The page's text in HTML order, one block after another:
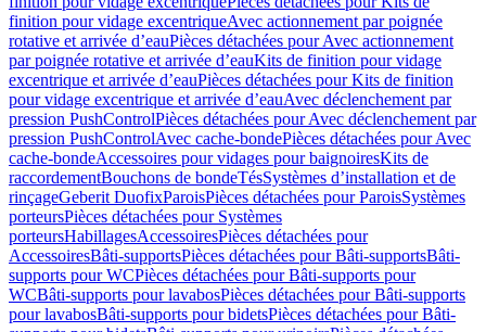
finition pour vidage excentriqueAvec actionnement par poignée
rotative et arrivée d’eauPièces détachées pour Avec actionnement
par poignée rotative et arrivée d’eauKits de finition pour vidage
excentrique et arrivée d’eauPièces détachées pour Kits de finition
pour vidage excentrique et arrivée d’eauAvec déclenchement par
pression PushControlPièces détachées pour Avec déclenchement par
pression PushControlAvec cache-bondePièces détachées pour Avec
cache-bondeAccessoires pour vidages pour baignoiresKits de
raccordementBouchons de bondeTésSystèmes d’installation et de
rinçageGeberit DuofixParoisPièces détachées pour ParoisSystèmes
porteursPièces détachées pour Systèmes
porteursHabillagesAccessoiresPièces détachées pour
AccessoiresBâti-supportsPièces détachées pour Bâti-supportsBâti-
supports pour WCPièces détachées pour Bâti-supports pour
WCBâti-supports pour lavabosPièces détachées pour Bâti-supports
pour lavabosBâti-supports pour bidetsPièces détachées pour Bâti-